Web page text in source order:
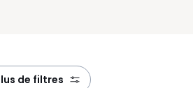
plus de filtres